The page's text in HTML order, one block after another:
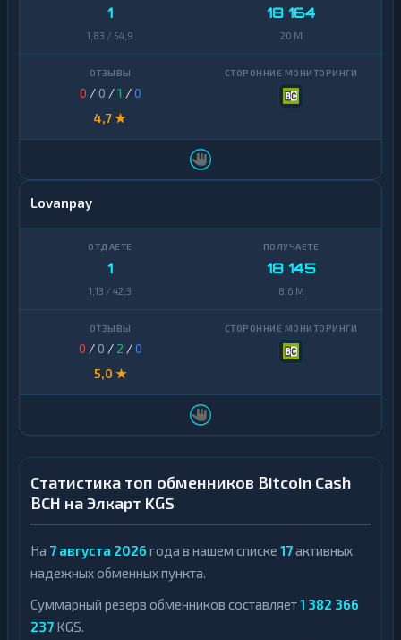
1
1,83 / 54,9
18 164
20 M
0 / 0 /1 /0
4,7 ★
Lovanpay
1
1,13 / 42,3
18 145
8,6 M
0 / 0 / 2 /0
5,0 ★
Статистика топ обменников Bitcoin Cash
BCH на Элкарт KGS
На 7 августа 2026 года в нашем списке 17активных
надежных обменных пункта.
Суммарный резерв обменников составляет1 382 366
237 KGS.